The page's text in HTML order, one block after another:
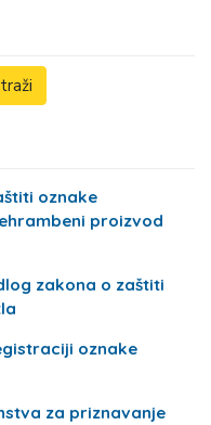
oznake
proizvod
zakona o zaštiti
oznake
za priznavanje